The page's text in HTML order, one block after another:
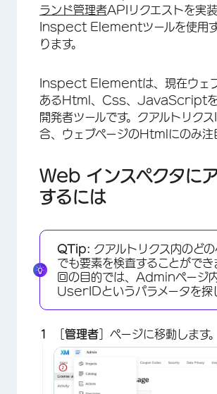
ランド管理者APIリクエストを実装
Inspect Elementツールを使用
ります。
Inspect Elementは、現在ウェ
あるHtml、Css、JavaScriptを
開発者ツールです。クアルトリク
合、ウェブページのHtmlにのみ注
Web インスペクタに
するには
QTip: クアルトリクス内のど
でも要素を検査することができ
回の目的では、Adminページ
UserIDというパラメータを探
管理者 ］ページに移動します。